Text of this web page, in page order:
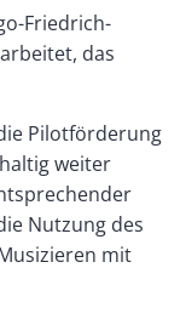
Friedrich-
das
Pilotförderung
weiter
Nutzung des
mit